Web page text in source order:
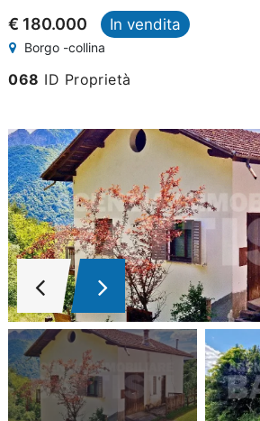
€ 180.000 In vendita
Borgo -collina
068 ID Proprietà